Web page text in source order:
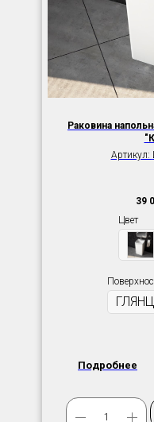
Раковина
Артикул:
39
Цвет
Подробнее